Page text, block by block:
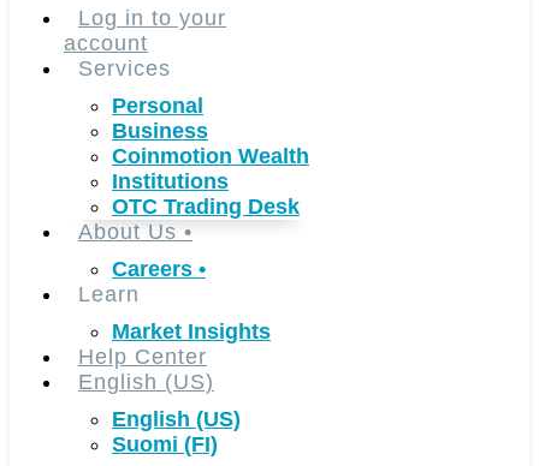
languageLog in to your
account
Services
Personal
Business
Coinmotion Wealth
Institutions
OTC Trading Desk
About Us •
Careers •
Learn
Market Insights
Help Center
English (US)
English (US)
Suomi (FI)